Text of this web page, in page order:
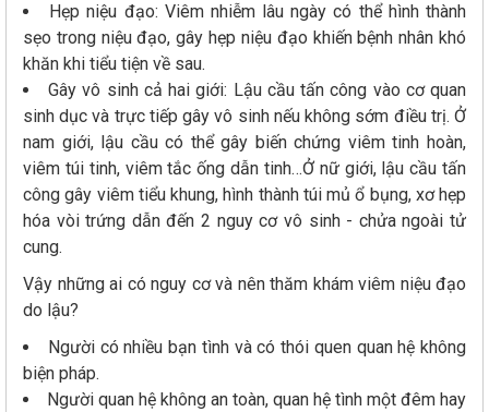
Hẹp niệu đạo: Viêm nhiễm lâu ngày có thể hình thành
sẹo trong niệu đạo, gây hẹp niệu đạo khiến bệnh nhân khó
khăn khi tiểu tiện về sau.
Gây vô sinh cả hai giới: Lậu cầu tấn công vào cơ quan
sinh dục và trực tiếp gây vô sinh nếu không sớm điều trị. Ở
nam giới, lậu cầu có thể gây biến chứng viêm tinh hoàn,
viêm túi tinh, viêm tắc ống dẫn tinh…Ở nữ giới, lậu cầu tấn
công gây viêm tiểu khung, hình thành túi mủ ổ bụng, xơ hẹp
hóa vòi trứng dẫn đến 2 nguy cơ vô sinh - chửa ngoài tử
cung.
Vậy những ai có nguy cơ và nên thăm khám viêm niệu đạo
do lậu?
Người có nhiều bạn tình và có thói quen quan hệ không
biện pháp.
Người quan hệ không an toàn, quan hệ tình một đêm hay